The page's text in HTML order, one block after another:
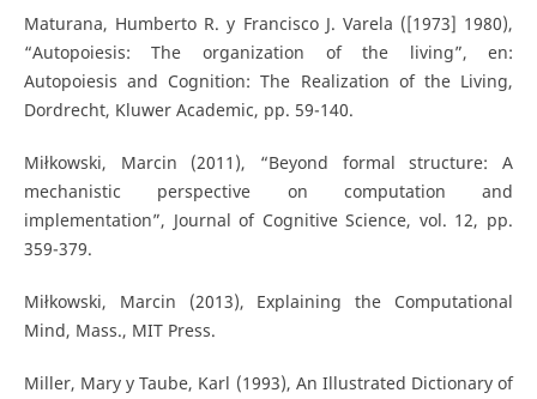
Maturana, Humberto R. y Francisco J. Varela ([1973] 1980),
“Autopoiesis: The organization of the living”, en:
Autopoiesis and Cognition: The Realization of the Living,
Dordrecht, Kluwer Academic, pp. 59-140.
Miłkowski, Marcin (2011), “Beyond formal structure: A
mechanistic perspective on computation and
implementation”, Journal of Cognitive Science, vol. 12, pp.
359-379.
Miłkowski, Marcin (2013), Explaining the Computational
Mind, Mass., MIT Press.
Miller, Mary y Taube, Karl (1993), An Illustrated Dictionary of